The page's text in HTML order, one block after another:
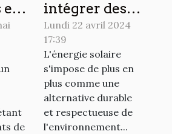
en
de
intégrer des
panneaux
solaires dans
votre design
extérieur
Lundi 22 avril 2024
17:39
L'énergie solaire
s'impose de plus en
plus comme une
alternative durable
et respectueuse de
l'environnement...